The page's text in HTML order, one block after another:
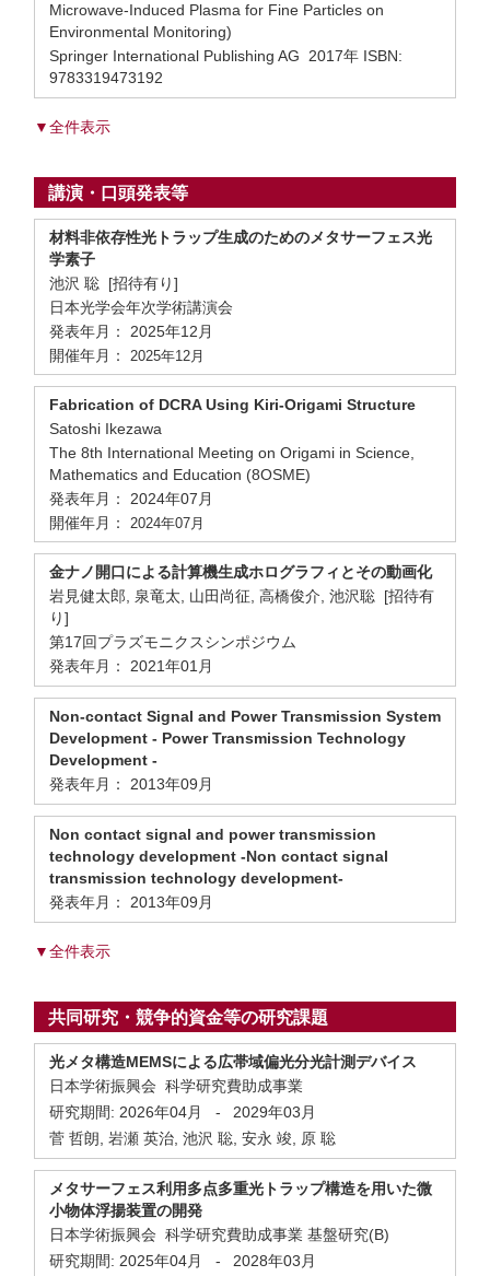
Microwave-Induced Plasma for Fine Particles on
Environmental Monitoring)
Springer International Publishing AG 2017年 ISBN:
9783319473192
▼全件表示
講演・口頭発表等
材料非依存性光トラップ生成のためのメタサーフェス光
学素子
池沢 聡 [招待有り]
日本光学会年次学術講演会
発表年月： 2025年12月
開催年月： 2025年12月
Fabrication of DCRA Using Kiri-Origami Structure
Satoshi Ikezawa
The 8th International Meeting on Origami in Science,
Mathematics and Education (8OSME)
発表年月： 2024年07月
開催年月： 2024年07月
金ナノ開口による計算機生成ホログラフィとその動画化
岩見健太郎, 泉竜太, 山田尚征, 高橋俊介, 池沢聡 [招待有
り]
第17回プラズモニクスシンポジウム
発表年月： 2021年01月
Non-contact Signal and Power Transmission System
Development - Power Transmission Technology
Development -
発表年月： 2013年09月
Non contact signal and power transmission
technology development -Non contact signal
transmission technology development-
発表年月： 2013年09月
▼全件表示
共同研究・競争的資金等の研究課題
光メタ構造MEMSによる広帯域偏光分光計測デバイス
日本学術振興会 科学研究費助成事業
研究期間: 2026年04月 -
2029年03月
菅 哲朗, 岩瀬 英治, 池沢 聡, 安永 竣, 原 聡
メタサーフェス利用多点多重光トラップ構造を用いた微
小物体浮揚装置の開発
日本学術振興会 科学研究費助成事業 基盤研究(B)
研究期間: 2025年04月 -
2028年03月